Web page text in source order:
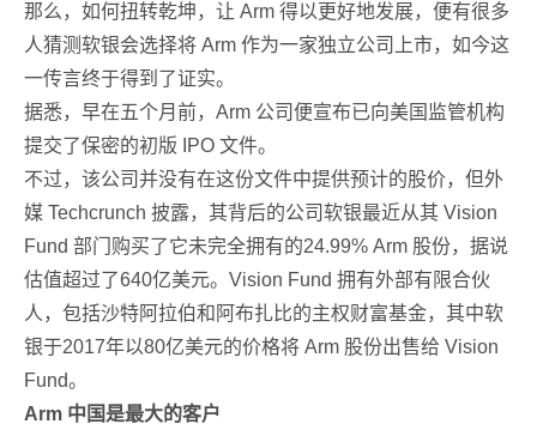
那么，如何扭转乾坤，让 Arm 得以更好地发展，便有很多
人猜测软银会选择将 Arm 作为一家独立公司上市，如今这
一传言终于得到了证实。
据悉，早在五个月前，Arm 公司便宣布已向美国监管机构
提交了保密的初版 IPO 文件。
不过，该公司并没有在这份文件中提供预计的股价，但外
媒 Techcrunch 披露，其背后的公司软银最近从其 Vision
Fund 部门购买了它未完全拥有的24.99% Arm 股份，据说
估值超过了640亿美元。Vision Fund 拥有外部有限合伙
人，包括沙特阿拉伯和阿布扎比的主权财富基金，其中软
银于2017年以80亿美元的价格将 Arm 股份出售给 Vision
Fund。
Arm 中国是最大的客户